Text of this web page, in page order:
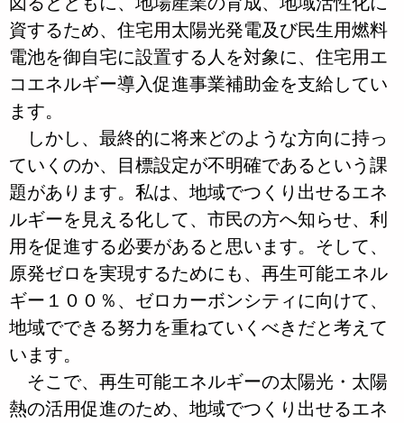
資するため、住宅用太陽光発電及び民生用燃料
電池を御自宅に設置する人を対象に、住宅用エ
コエネルギー導入促進事業補助金を支給してい
ます。
しかし、最終的に将来どのような方向に持っ
ていくのか、目標設定が不明確であるという課
題があります。私は、地域でつくり出せるエネ
ルギーを見える化して、市民の方へ知らせ、利
用を促進する必要があると思います。そして、
原発ゼロを実現するためにも、再生可能エネル
ギー１００％、ゼロカーボンシティに向けて、
地域でできる努力を重ねていくべきだと考えて
います。
そこで、再生可能エネルギーの太陽光・太陽
熱の活用促進のため、地域でつくり出せるエネ